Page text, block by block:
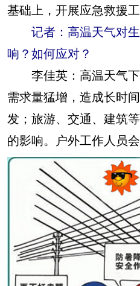
基础上，开展应急救援工
记者：高温天气对
响？如何应对？
李佳英： 高温天气
需求量猛增，造成长时
发；旅游、交通、建筑
的影响。户外工作人员会